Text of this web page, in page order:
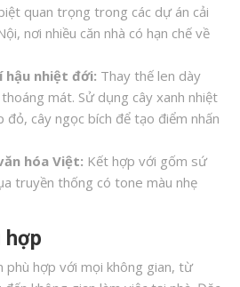
quan trọng trong các dự án cải
nơi nhiều căn nhà có hạn chế về
hậu nhiệt đới: Thay thế len dày
mát. Sử dụng cây xanh nhiệt
đỏ, cây ngọc bích để tạo điểm nhấn
hóa Việt: Kết hợp với gốm sứ
truyền thống có tone màu nhẹ
hợp
phù hợp với mọi không gian, từ